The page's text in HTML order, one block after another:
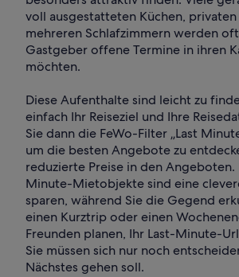
voll ausgestatteten Küchen,
mehreren Schlafzimmern werden
Gastgeber offene Termine in ihren
möchten.
Diese Aufenthalte sind leicht zu
einfach Ihr Reiseziel und Ihre
Sie dann die FeWo-Filter „Last
um die besten Angebote zu
reduzierte Preise in den Angeboten.
Minute-Mietobjekte sind eine
sparen, während Sie die Gegend
einen Kurztrip oder einen
Freunden planen, Ihr Last-Minute-
Sie müssen sich nur noch
Nächstes gehen soll.